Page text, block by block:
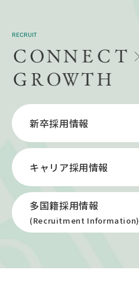
RECRUIT
新卒採用情報
キャリア採用情報
多国籍採用情報
(Recruitment Information)